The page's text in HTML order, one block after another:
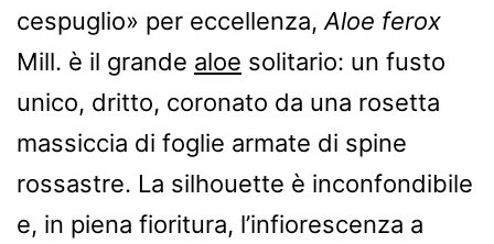
cespuglio» per eccellenza, Aloe ferox
Mill. è il grande aloe solitario: un fusto
unico, dritto, coronato da una rosetta
massiccia di foglie armate di spine
rossastre. La silhouette è inconfondibile
e, in piena fioritura, l’infiorescenza a